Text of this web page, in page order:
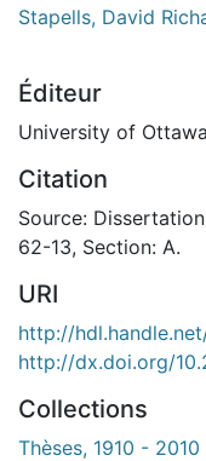
Stapells, David
Éditeur
University of
Citation
Source:
62-13, Section: A.
URI
http://
http://dx.doi.org/
Collections
Thèses, 1910 -